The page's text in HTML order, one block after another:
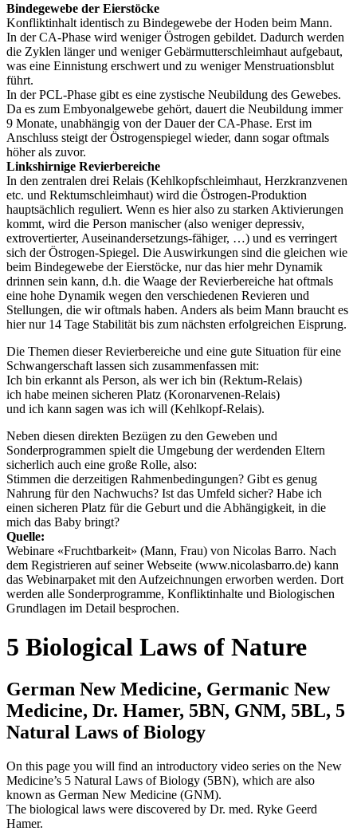
Bindegewebe der Eierstöcke
Konfliktinhalt identisch zu Bindegewebe der Hoden beim Mann.
In der CA-Phase wird weniger Östrogen gebildet. Dadurch werden
die Zyklen länger und weniger Gebärmutterschleimhaut aufgebaut,
was eine Einnistung erschwert und zu weniger Menstruationsblut
führt.
In der PCL-Phase gibt es eine zystische Neubildung des Gewebes.
Da es zum Embyonalgewebe gehört, dauert die Neubildung immer
9 Monate, unabhängig von der Dauer der CA-Phase. Erst im
Anschluss steigt der Östrogenspiegel wieder, dann sogar oftmals
höher als zuvor.
Linkshirnige Revierbereiche
In den zentralen drei Relais (Kehlkopfschleimhaut, Herzkranzvenen
etc. und Rektumschleimhaut) wird die Östrogen-Produktion
hauptsächlich reguliert. Wenn es hier also zu starken Aktivierungen
kommt, wird die Person manischer (also weniger depressiv,
extrovertierter, Auseinandersetzungs-fähiger, …) und es verringert
sich der Östrogen-Spiegel. Die Auswirkungen sind die gleichen wie
beim Bindegewebe der Eierstöcke, nur das hier mehr Dynamik
drinnen sein kann, d.h. die Waage der Revierbereiche hat oftmals
eine hohe Dynamik wegen den verschiedenen Revieren und
Stellungen, die wir oftmals haben. Anders als beim Mann braucht es
hier nur 14 Tage Stabilität bis zum nächsten erfolgreichen Eisprung.
Die Themen dieser Revierbereiche und eine gute Situation für eine
Schwangerschaft lassen sich zusammenfassen mit:
Ich bin erkannt als Person, als wer ich bin (Rektum-Relais)
ich habe meinen sicheren Platz (Koronarvenen-Relais)
und ich kann sagen was ich will (Kehlkopf-Relais).
Neben diesen direkten Bezügen zu den Geweben und
Sonderprogrammen spielt die Umgebung der werdenden Eltern
sicherlich auch eine große Rolle, also:
Stimmen die derzeitigen Rahmenbedingungen? Gibt es genug
Nahrung für den Nachwuchs? Ist das Umfeld sicher? Habe ich
einen sicheren Platz für die Geburt und die Abhängigkeit, in die
mich das Baby bringt?
Quelle:
Webinare «Fruchtbarkeit» (Mann, Frau) von Nicolas Barro. Nach
dem Registrieren auf seiner Webseite (www.nicolasbarro.de) kann
das Webinarpaket mit den Aufzeichnungen erworben werden. Dort
werden alle Sonderprogramme, Konfliktinhalte und Biologischen
Grundlagen im Detail besprochen.
5 Biological Laws of Nature
German New Medicine, Germanic New
Medicine, Dr. Hamer, 5BN, GNM, 5BL, 5
Natural Laws of Biology
On this page you will find an introductory video series on the New
Medicine’s 5 Natural Laws of Biology (5BN), which are also
known as German New Medicine (GNM).
The biological laws were discovered by Dr. med. Ryke Geerd
Hamer.